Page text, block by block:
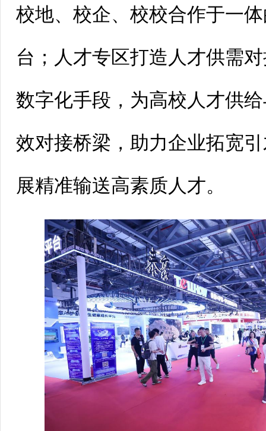
校地、校企、校校合作于一
台；人才专区打造人才供需
数字化手段，为高校人才供
效对接桥梁，助力企业拓宽
展精准输送高素质人才。